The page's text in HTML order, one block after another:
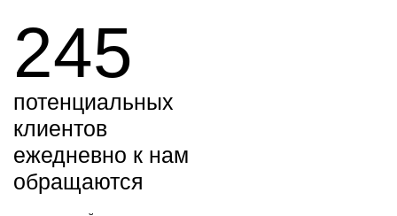
245
потенциальных
клиентов
ежедневно к нам
обращаются